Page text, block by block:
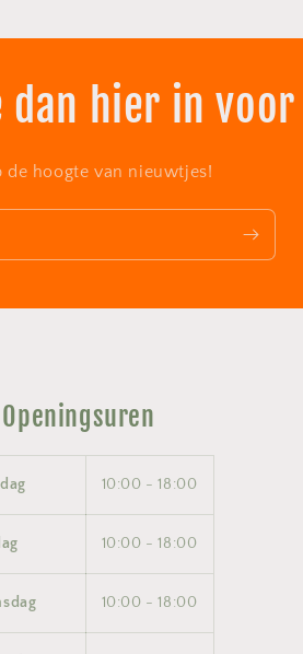
dan hier in
de hoogte van nieuwtjes!
Openingsuren
10:00 - 18:00
10:00 - 18:00
10:00 - 18:00